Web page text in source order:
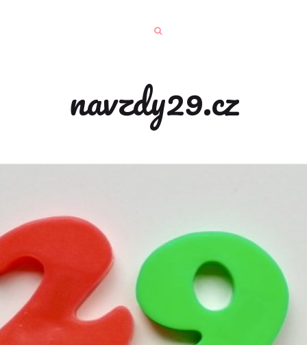
navzdy29.cz